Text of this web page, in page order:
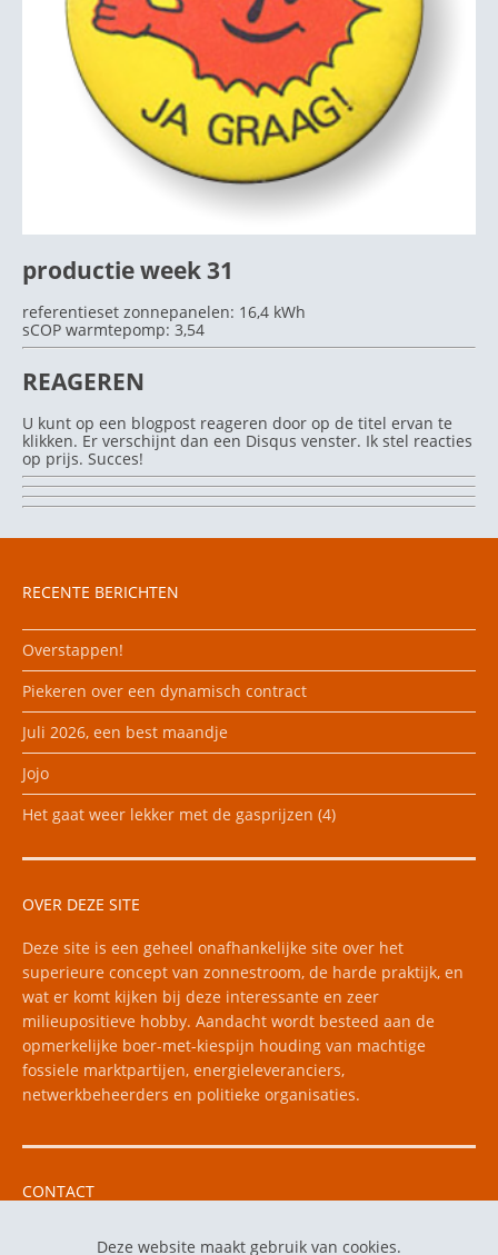
productie week 31
referentieset zonnepanelen: 16,4 kWh
sCOP warmtepomp: 3,54
REAGEREN
U kunt op een blogpost reageren door op de titel ervan te
klikken. Er verschijnt dan een Disqus venster. Ik stel reacties
op prijs. Succes!
RECENTE BERICHTEN
Overstappen!
Piekeren over een dynamisch contract
Juli 2026, een best maandje
Jojo
Het gaat weer lekker met de gasprijzen (4)
OVER DEZE SITE
Deze site is een geheel onafhankelijke site over het
superieure concept van zonnestroom, de harde praktijk, en
wat er komt kijken bij deze interessante en zeer
milieupositieve hobby. Aandacht wordt besteed aan de
opmerkelijke boer-met-kiespijn houding van machtige
fossiele marktpartijen, energieleveranciers,
netwerkbeheerders en politieke organisaties.
CONTACT
Deze website maakt gebruik van cookies.